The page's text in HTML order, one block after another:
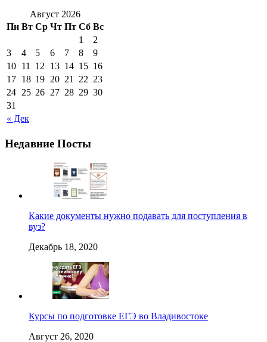
Август 2026
Пн Вт Ср Чт Пт Сб Вс
« Дек
1
2
3
4 5 6 7 8
9
10 11 12 13 14 15 16
17 18 19 20 21 22 23
24 25 26 27 28 29 30
31
Недавние Посты
Какие документы нужно подавать для поступления в
вуз?
Декабрь 18, 2020
Курсы по подготовке ЕГЭ во Владивостоке
Август 26, 2020